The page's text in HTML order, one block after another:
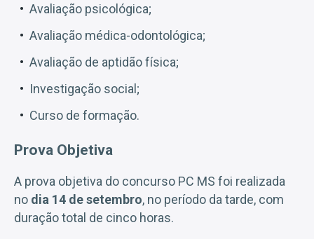
Avaliação psicológica;
Avaliação médica-odontológica;
Avaliação de aptidão física;
Investigação social;
Curso de formação.
Prova Objetiva
A prova objetiva do concurso PC MS foi realizada
no dia 14 de setembro, no período da tarde, com
duração total de cinco horas.